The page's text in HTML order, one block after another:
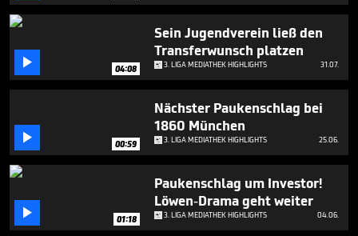
 04:08
Sein Jugendverein ließ den
Transferwunsch platzen
3. LIGA MEDIATHEK HIGHLIGHTS 31.07.
 00:59
Nächster Paukenschlag bei
1860 München
3. LIGA MEDIATHEK HIGHLIGHTS 25.06.
 01:18
Paukenschlag um Investor!
Löwen-Drama geht weiter
3. LIGA MEDIATHEK HIGHLIGHTS 04.06.